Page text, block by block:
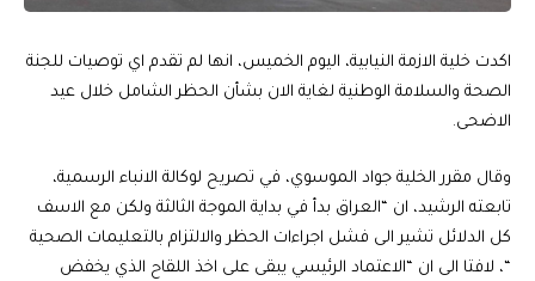
اكدت خلية الازمة النيابية، اليوم الخميس، انها لم تقدم اي توصيات للجنة
الصحة والسلامة الوطنية لغاية الان بشأن الحظر الشامل خلال عيد
الاضحى.
وقال مقرر الخلية جواد الموسوي، في تصريح لوكالة الانباء الرسمية،
تابعته الرشيد، ان “العراق بدأ في بداية الموجة الثالثة ولكن مع الاسف
كل الدلائل تشير الى فشل اجراءات الحظر والالتزام بالتعليمات الصحية
“، لافتا الى ان “الاعتماد الرئيسي يبقى على اخذ اللقاح الذي يخفض